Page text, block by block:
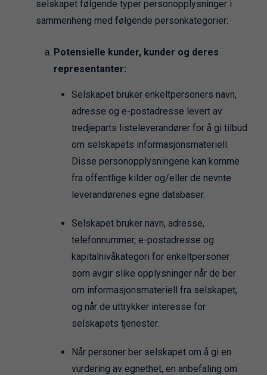
selskapet følgende typer personopplysninger i
sammenheng med følgende personkategorier:
Potensielle kunder, kunder og deres
representanter:
Selskapet bruker enkeltpersoners navn,
adresse og e-postadresse levert av
tredjeparts listeleverandører for å gi tilbud
om selskapets informasjonsmateriell.
Disse personopplysningene kan komme
fra offentlige kilder og/eller de nevnte
leverandørenes egne databaser.
Selskapet bruker navn, adresse,
telefonnummer, e-postadresse og
kapitalnivåkategori for enkeltpersoner
som avgir slike opplysninger når de ber
om informasjonsmateriell fra selskapet,
og når de uttrykker interesse for
selskapets tjenester.
Når personer ber selskapet om å gi en
vurdering av egnethet, en anbefaling om